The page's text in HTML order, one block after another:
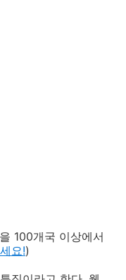
100개국 이상에서
요!)